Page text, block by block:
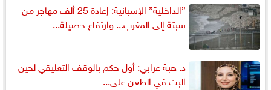
”الداخلية” الإسبانية: إعادة 25 ألف مهاجر من
سبتة إلى المغرب... وارتفاع حصيلة...
د. هبة عرابي: أول حكم بالوقف التعليقي لحين
البت في الطعن على...